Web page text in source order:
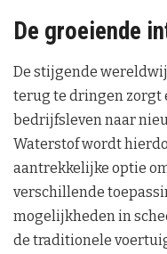
De groeiende
De stijgende
terug te dringen zorgt
bedrijfsleven naar
Waterstof wordt
aantrekkelijke optie
verschillende
mogelijkheden in
de traditionele